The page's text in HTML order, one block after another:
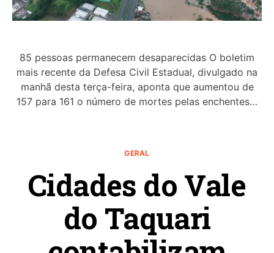
85 pessoas permanecem desaparecidas O boletim
mais recente da Defesa Civil Estadual, divulgado na
manhã desta terça-feira, aponta que aumentou de
157 para 161 o número de mortes pelas enchentes…
GERAL
Cidades do Vale
do Taquari